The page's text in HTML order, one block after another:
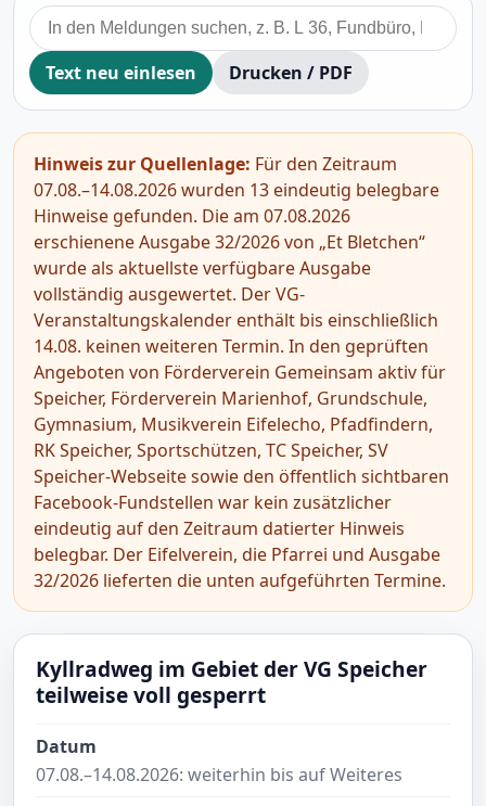
Text neu einlesen Drucken / PDF
Hinweis zur Quellenlage: Für den Zeitraum
07.08.–14.08.2026 wurden 13 eindeutig belegbare
Hinweise gefunden. Die am 07.08.2026
erschienene Ausgabe 32/2026 von „Et Bletchen“
wurde als aktuellste verfügbare Ausgabe
vollständig ausgewertet. Der VG-
Veranstaltungskalender enthält bis einschließlich
14.08. keinen weiteren Termin. In den geprüften
Angeboten von Förderverein Gemeinsam aktiv für
Speicher, Förderverein Marienhof, Grundschule,
Gymnasium, Musikverein Eifelecho, Pfadfindern,
RK Speicher, Sportschützen, TC Speicher, SV
Speicher-Webseite sowie den öffentlich sichtbaren
Facebook-Fundstellen war kein zusätzlicher
eindeutig auf den Zeitraum datierter Hinweis
belegbar. Der Eifelverein, die Pfarrei und Ausgabe
32/2026 lieferten die unten aufgeführten Termine.
Kyllradweg im Gebiet der VG Speicher
teilweise voll gesperrt
Datum
07.08.–14.08.2026: weiterhin bis auf Weiteres